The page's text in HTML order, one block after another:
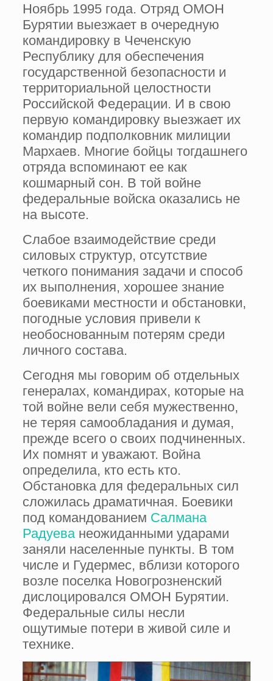
Ноябрь 1995 года. Отряд ОМОН
Бурятии выезжает в очередную
командировку в Чеченскую
Республику для обеспечения
государственной безопасности и
территориальной целостности
Российской Федерации. И в свою
первую командировку выезжает их
командир подполковник милиции
Мархаев. Многие бойцы тогдашнего
отряда вспоминают ее как
кошмарный сон. В той войне
федеральные войска оказались не
на высоте.
Слабое взаимодействие среди
силовых структур, отсутствие
четкого понимания задачи и способ
их выполнения, хорошее знание
боевиками местности и обстановки,
погодные условия привели к
необоснованным потерям среди
личного состава.
Сегодня мы говорим об отдельных
генералах, командирах, которые на
той войне вели себя мужественно,
не теряя самообладания и думая,
прежде всего о своих подчиненных.
Их помнят и уважают. Война
определила, кто есть кто.
Обстановка для федеральных сил
сложилась драматичная. Боевики
под командованием Салмана
Радуеванеожиданными ударами
заняли населенные пункты. В том
числе и Гудермес, вблизи которого
возле поселка Новогрозненский
дислоцировался ОМОН Бурятии.
Федеральные силы несли
ощутимые потери в живой силе и
технике.